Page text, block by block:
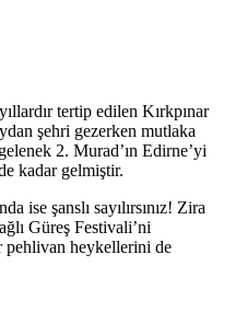
tertip edilen Kırkpınar
şehri gezerken mutlaka
2. Murad’ın Edirne’yi
kadar gelmiştir.
ise şanslı sayılırsınız! Zira
Güreş Festivali’ni
pehlivan heykellerini de